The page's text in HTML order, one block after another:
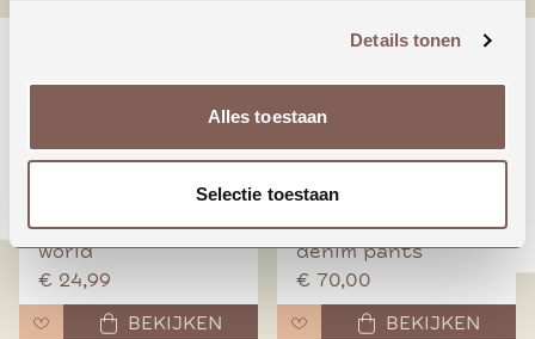
Details tonen
Alles toestaan
Selectie toestaan
Animals around the
world
€ 24,99
BEKIJKEN
Booo bo choses tag
denim pants
€ 70,00
BEKIJKEN